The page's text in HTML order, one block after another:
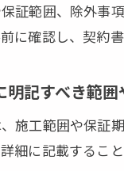
証範囲、除外事
に確認し、契約
明記すべき範囲
施工範囲や保証
細に記載するこ